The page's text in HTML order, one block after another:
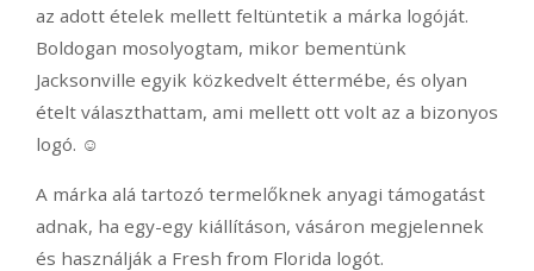
az adott ételek mellett feltüntetik a márka logóját.
Boldogan mosolyogtam, mikor bementünk
Jacksonville egyik közkedvelt éttermébe, és olyan
ételt választhattam, ami mellett ott volt az a bizonyos
logó. ☺
A márka alá tartozó termelőknek anyagi támogatást
adnak, ha egy-egy kiállításon, vásáron megjelennek
és használják a Fresh from Florida logót.